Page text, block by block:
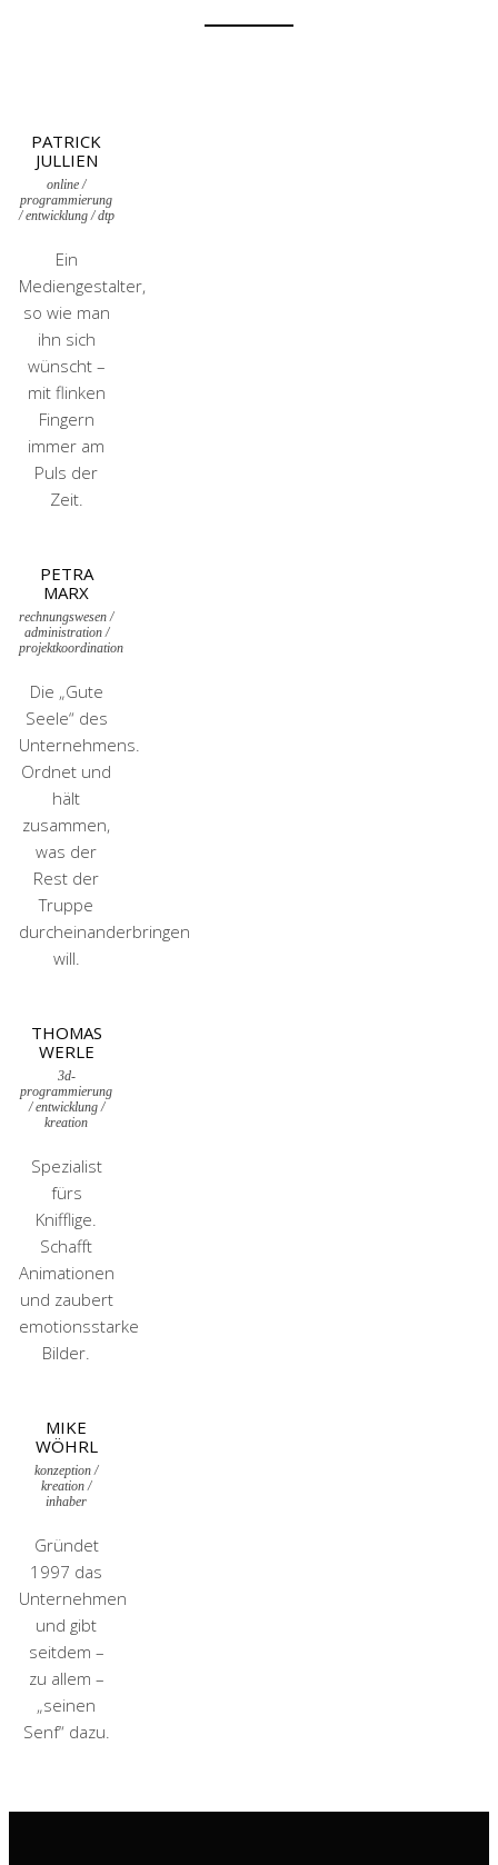
PATRICK
JULLIEN
online /
programmierung
/ entwicklung / dtp
Ein
Mediengestalter,
so wie man
ihn sich
wünscht –
mit flinken
Fingern
immer am
Puls der
Zeit.
PETRA
MARX
rechnungswesen /
administration /
projektkoordination
Die „Gute
Seele“ des
Unternehmens.
Ordnet und
hält
zusammen,
was der
Rest der
Truppe
durcheinanderbringen
will.
THOMAS
WERLE
3d-
programmierung
/ entwicklung /
kreation
Spezialist
fürs
Knifflige.
Schafft
Animationen
und zaubert
emotionsstarke
Bilder.
MIKE
WÖHRL
konzeption /
kreation /
inhaber
Gründet
1997 das
Unternehmen
und gibt
seitdem –
zu allem –
„seinen
Senf“ dazu.